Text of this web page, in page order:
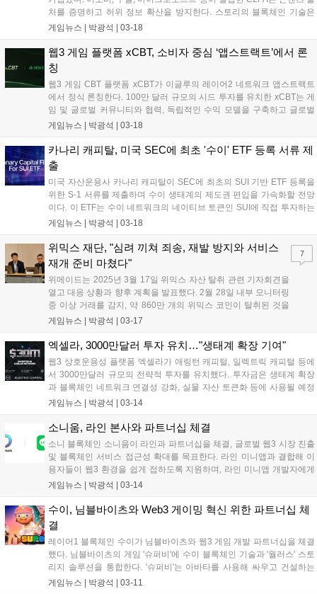
처를 증명하고 허위 정보 확산을 방지한다. 스토리의 블록체인 기술은
콘텐츠 생성 과정을 투명하게 관리하여 저작권 보호 및 투명한 유통 환
대의 신뢰 인프라로 자리 잡도록 기여할 것이라고 밝혔다....
게임뉴스 | 박광석 03-18
웹3 게임 플랫폼 xCBT, 소비자 중심 ‘앱스트랙트’에서 론
칭
웹3 게임 CBT 플랫폼 xCBT가 이글루의 레이어2 네트워크 앱스트랙트
에서 정식 론칭한다. 100만 달러 규모의 시드 투자를 유치한 xCBT는 게
임 및 글로벌 커뮤니티와 협력, 독립적인 수익 모델을 구축하고 글로벌
사전 마케팅을 강화할 계획이다. xCBT는 경쟁형 베타 테스트를 통해 개
을 제공한다....
게임뉴스 | 박광석 03-18
카나리 캐피탈, 미국 SEC에 최초 '수이' ETF 등록 서류 제
출
미국 자산운용사 카나리 캐피탈이 SEC에 최초의 SUI 기반 ETF 등록을
위한 S-1 서류를 제출하며 수이 생태계의 제도권 편입을 가속화할 전망
이다. 이 ETF는 수이 네트워크의 네이티브 토큰인 SUI에 직접 투자하는
최초의 공모형 금융상품이다. 최근 그레이스케일, 프랭클린템플턴 등 주
기관 수요가 증가하고 있다. 수이는 고속 처리, 확장성, 보안성을 강점으
로 내세우며, 최근 DEX 누적 거래량 700억 달러를 돌파했다....
게임뉴스 | 박광석 03-18
위믹스 재단, "심려 끼쳐 죄송, 재발 방지와 서비스
재개 준비 마쳤다"
위메이드는 2025년 3월 17일 위믹스 자산 탈취 관련 기자회견을
열고 대응 상황과 향후 계획을 발표했다. 2월 28일 내부 모니터링
중 이상 거래를 감지, 약 860만 개의 위믹스 코인이 탈취된 것을
확인했다. 위믹스 팀은 탈취된 자산을 재단 보유량으로 복구하고,
릿지 기능은 부분 재개되었으며, 3월 21일까지 전체 서비스 재개
를 목표로 하고 있다....
게임뉴스 | 박광석 03-17
7
엑셀라, 3000만달러 투자 유치…"생태계 확장 기여"
웹3 상호운용성 플랫폼 엑셀라가 애링턴 캐피털, 일렉트릭 캐피털 등에
서 3000만달러 규모의 전략적 투자를 유치했다. 투자금은 생태계 확장
과 블록체인 네트워크 연결성 강화, 실물 자산 토큰화 등에 사용될 예정
이다. 엑셀라는 자체 개발한 모비우스 개발 스택을 통해 블록체인 간 연
할 계획이다....
게임뉴스 | 박광석 03-14
소니움, 라인 본사와 파트너십 체결
소니 블록체인 소니움이 라인과 파트너십을 체결, 글로벌 웹3 시장 진출
및 블록체인 서비스 접근성 확대를 목표한다. 라인 미니앱과 결합해 이
용자들이 웹3 환경을 쉽게 접하도록 지원하며, 라인 미니앱 개발자에게
커뮤니티 구축, 마케팅, IP 협업 등을 지원할 예정이다. 소니움 생태계와
매치, 포켓 몹 등이 출시될 예정이다....
게임뉴스 | 박광석 03-14
수이, 님블바이츠와 Web3 게이밍 혁신 위한 파트너십 체
결
레이어1 블록체인 수이가 님블바이츠와 웹3 게임 개발 파트너십을 체결
했다. 님블바이츠의 게임 '슈퍼비'에 수이 블록체인 기술과 '월러스' 스토
리지 솔루션을 통합한다. '슈퍼비'는 아바타를 사용해 싸우고 건설하는
웹3 게임으로, 수이의 확장성과 zk로그인을 활용해 사용자 경험을 향상
게임뉴스 | 박광석 03-11